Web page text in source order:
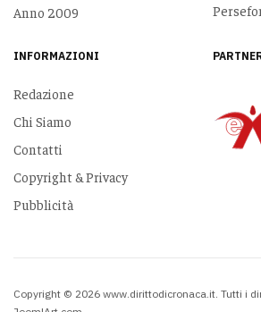
Anno 2009
INFORMAZIONI
Redazione
Chi Siamo
Contatti
Copyright & Privacy
Pubblicità
Copyright © 2026 www.dirittodicronaca.it. Tutti i